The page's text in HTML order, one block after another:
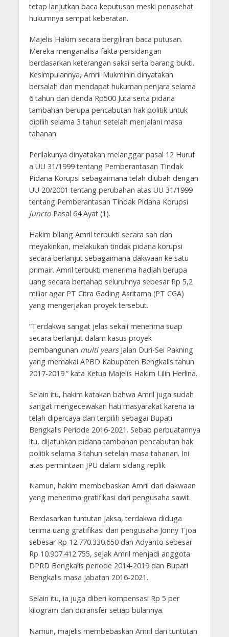
tetap lanjutkan baca keputusan meski penasehat
hukumnya sempat keberatan.
Majelis Hakim secara bergiliran baca putusan.
Mereka menganalisa fakta persidangan
berdasarkan keterangan saksi serta barang bukti.
Kesimpulannya, Amril Mukminin dinyatakan
bersalah dan mendapat hukuman penjara selama
6 tahun dan denda Rp500 Juta serta pidana
tambahan berupa pencabutan hak politik untuk
dipilih selama 3 tahun setelah menjalani masa
tahanan.
Perilakunya dinyatakan melanggar pasal 12 Huruf
a UU 31/1999 tentang Pemberantasan Tindak
Pidana Korupsi sebagaimana telah diubah dengan
UU 20/2001 tentang perubahan atas UU 31/1999
tentang Pemberantasan Tindak Pidana Korupsi
junctoPasal 64 Ayat (1).
Hakim bilang Amril terbukti secara sah dan
meyakinkan, melakukan tindak pidana korupsi
secara berlanjut sebagaimana dakwaan ke satu
primair. Amril terbukti menerima hadiah berupa
uang secara bertahap seluruhnya sebesar Rp 5,2
miliar agar PT Citra Gading Asritama (PT CGA)
yang mengerjakan proyek tersebut.
“Terdakwa sangat jelas sekali menerima suap
secara berlanjut dalam kasus proyek
pembangunan multi yearsJalan Duri-Sei Pakning
yang memakai APBD Kabupaten Bengkalis tahun
2017-2019.” kata Ketua Majelis Hakim Lilin Herlina.
Selain itu, hakim katakan bahwa Amril juga sudah
sangat mengecewakan hati masyarakat karena ia
telah dipercaya dan terpilih sebagai Bupati
Bengkalis Periode 2016-2021. Sebab perbuatannya
itu, dijatuhkan pidana tambahan pencabutan hak
politik selama 3 tahun setelah masa tahanan. Ini
atas permintaan JPU dalam sidang replik.
Namun, hakim membebaskan Amril dari dakwaan
yang menerima gratifikasi dari pengusaha sawit.
Berdasarkan tuntutan jaksa, terdakwa diduga
terima uang gratifikasi dari pengusaha Jonny Tjoa
sebesar Rp 12.770.330.650 dan Adyanto sebesar
Rp 10.907.412.755, sejak Amril menjadi anggota
DPRD Bengkalis periode 2014-2019 dan Bupati
Bengkalis masa jabatan 2016-2021.
Selain itu, ia juga diberi kompensasi Rp 5 per
kilogram dan ditransfer setiap bulannya.
Namun, majelis membebaskan Amril dari tuntutan